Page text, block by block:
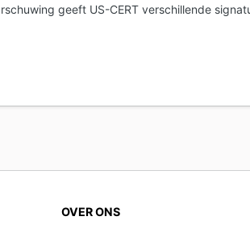
geeft US-CERT verschillende
OVER ONS